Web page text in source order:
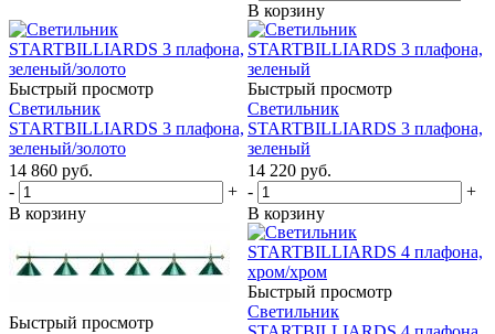
В корзину
Быстрый просмотр
Светильник
STARTBILLIARDS 3 плафона,
зеленый/золото
14 860 руб.
-
+
В корзину
Быстрый просмотр
Светильник
STARTBILLIARDS 3 плафона,
зеленый
14 220 руб.
-
+
В корзину
Быстрый просмотр
Быстрый просмотр
Светильник